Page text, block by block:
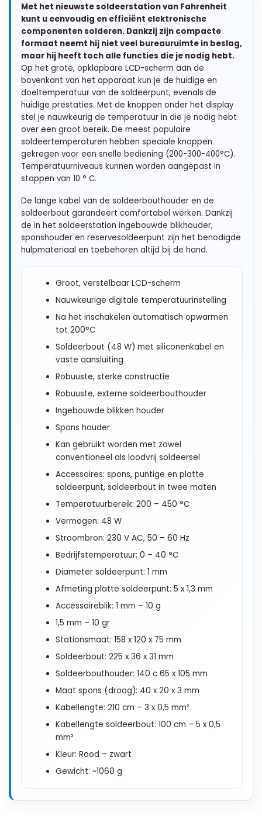
Met het nieuwste soldeerstation van Fahrenheit
kunt u eenvoudig en efficiënt elektronische
componenten solderen. Dankzij zijn compacte
formaat neemt hij niet veel bureauruimte in beslag,
maar hij heeft toch alle functies die je nodig hebt.
Op het grote, opklapbare LCD-scherm aan de
bovenkant van het apparaat kun je de huidige en
doeltemperatuur van de soldeerpunt, evenals de
huidige prestaties. Met de knoppen onder het display
stel je nauwkeurig de temperatuur in die je nodig hebt
over een groot bereik. De meest populaire
soldeertemperaturen hebben speciale knoppen
gekregen voor een snelle bediening (200-300-400°C).
Temperatuurniveaus kunnen worden aangepast in
stappen van 10 ° C.
De lange kabel van de soldeerbouthouder en de
soldeerbout garandeert comfortabel werken. Dankzij
de in het soldeerstation ingebouwde blikhouder,
sponshouder en reservesoldeerpunt zijn het benodigde
hulpmateriaal en toebehoren altijd bij de hand.
Groot, verstelbaar LCD-scherm
Nauwkeurige digitale temperatuurinstelling
Na het inschakelen automatisch opwarmen
tot 200°C
Soldeerbout (48 W) met siliconenkabel en
vaste aansluiting
Robuuste, sterke constructie
Robuuste, externe soldeerbouthouder
Ingebouwde blikken houder
Spons houder
Kan gebruikt worden met zowel
conventioneel als loodvrij soldeersel
Accessoires: spons, puntige en platte
soldeerpunt, soldeerbout in twee maten
Temperatuurbereik: 200 – 450 °C
Vermogen: 48 W
Stroombron: 230 V AC, 50 – 60 Hz
Bedrijfstemperatuur: 0 – 40 °C
Diameter soldeerpunt: 1 mm
Afmeting platte soldeerpunt: 5 x 1,3 mm
Accessoireblik: 1 mm – 10 g
1,5 mm – 10 gr
Stationsmaat: 158 x 120 x 75 mm
Soldeerbout: 225 x 36 x 31 mm
Soldeerbouthouder: 140 c 65 x 105 mm
Maat spons (droog): 40 x 20 x 3 mm
Kabellengte: 210 cm – 3 x 0,5 mm²
Kabellengte soldeerbout: 100 cm – 5 x 0,5
mm²
Kleur: Rood – zwart
Gewicht: ~1060 g